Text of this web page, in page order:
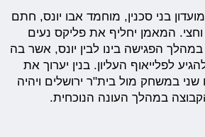
בני סכנין, מוחמד אבו יונס, חתם
וחצי. המאמן יחליף את פליקס נעים
הפגישה בינו לבין יונס, אשר בה
לפלייאוף העליון. בנין יערוך את
במשחק מול בית"ר ירושלים ויהיה
במהלך העונה הנוכחית.